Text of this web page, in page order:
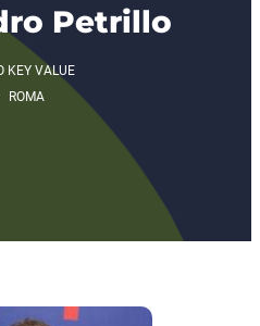
Petrillo
KEY VALUE
ROMA